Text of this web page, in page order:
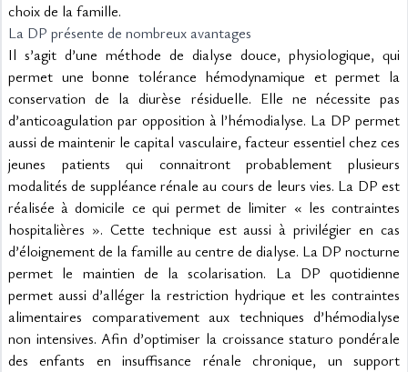
choix de la famille.
La DP présente de nombreux avantages
Il s’agit d’une méthode de dialyse douce, physiologique, qui
permet une bonne tolérance hémodynamique et permet la
conservation de la diurèse résiduelle. Elle ne nécessite pas
d’anticoagulation par opposition à l’hémodialyse. La DP permet
aussi de maintenir le capital vasculaire, facteur essentiel chez ces
jeunes patients qui connaitront probablement plusieurs
modalités de suppléance rénale au cours de leurs vies. La DP est
réalisée à domicile ce qui permet de limiter « les contraintes
hospitalières ». Cette technique est aussi à privilégier en cas
d’éloignement de la famille au centre de dialyse. La DP nocturne
permet le maintien de la scolarisation. La DP quotidienne
permet aussi d’alléger la restriction hydrique et les contraintes
alimentaires comparativement aux techniques d’hémodialyse
non intensives. Afin d’optimiser la croissance staturo pondérale
des enfants en insuffisance rénale chronique, un support